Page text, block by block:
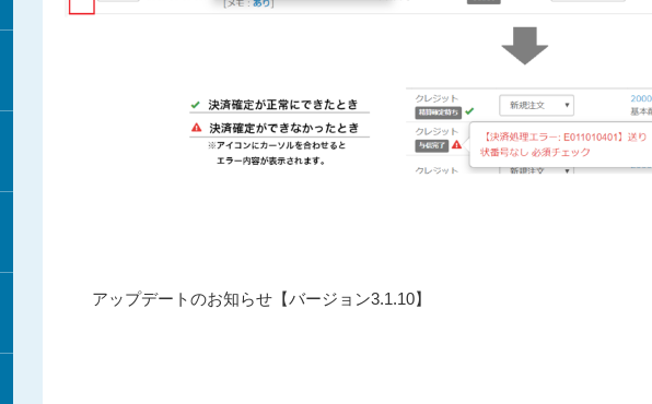
過
アップデートのお知らせ【バージョン3.1.10】